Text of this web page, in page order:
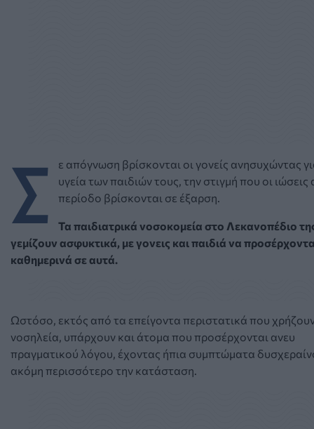
Σ
ε απόγνωση βρίσκονται οι γονείς ανησυχώντας
υγεία των παιδιών τους, την στιγμή που οι ιώσεις
περίοδο βρίσκονται σε έξαρση.
Τα παιδιατρικά νοσοκομεία στο Λεκανοπέδιο
γεμίζουν ασφυκτικά, με γονεις και παιδιά να
καθημερινά σε αυτά.
Ωστόσο, εκτός από τα επείγοντα περιστατικά που
νοσηλεία, υπάρχουν και άτομα που προσέρχονται ανευ
πραγματικού λόγου, έχοντας ήπια συμπτώματα
ακόμη περισσότερο την κατάσταση.